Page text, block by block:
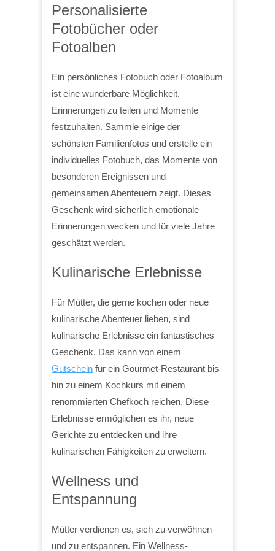
Personalisierte
Fotobücher oder
Fotoalben
Ein persönliches Fotobuch oder Fotoalbum
ist eine wunderbare Möglichkeit,
Erinnerungen zu teilen und Momente
festzuhalten. Sammle einige der
schönsten Familienfotos und erstelle ein
individuelles Fotobuch, das Momente von
besonderen Ereignissen und
gemeinsamen Abenteuern zeigt. Dieses
Geschenk wird sicherlich emotionale
Erinnerungen wecken und für viele Jahre
geschätzt werden.
Kulinarische Erlebnisse
Für Mütter, die gerne kochen oder neue
kulinarische Abenteuer lieben, sind
kulinarische Erlebnisse ein fantastisches
Geschenk. Das kann von einem
Gutschein für ein Gourmet-Restaurant bis
hin zu einem Kochkurs mit einem
renommierten Chefkoch reichen. Diese
Erlebnisse ermöglichen es ihr, neue
Gerichte zu entdecken und ihre
kulinarischen Fähigkeiten zu erweitern.
Wellness und
Entspannung
Mütter verdienen es, sich zu verwöhnen
und zu entspannen. Ein Wellness-